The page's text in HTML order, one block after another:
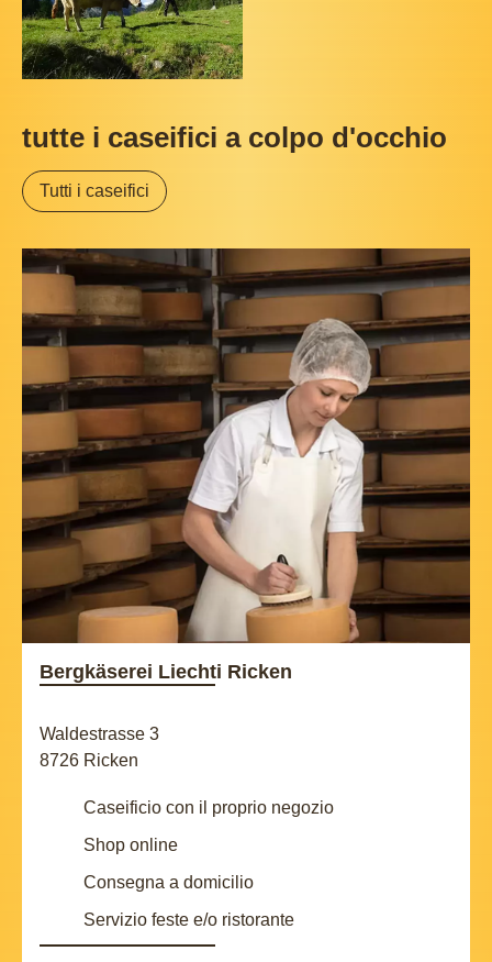
tutte i caseifici a colpo d'occhio
Tutti i caseifici
Bergkäserei Liechti Ricken
Waldestrasse 3
8726 Ricken
Caseificio con il proprio negozio
Shop online
Consegna a domicilio
Servizio feste e/o ristorante